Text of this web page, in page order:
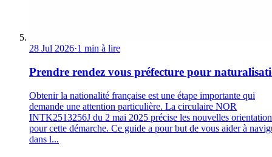
28 Jul 2026·1 min à lire
Prendre rendez vous préfecture pour
Obtenir la nationalité française est une étape importante qui
demande une attention particulière. La circulaire NOR
INTK2513256J du 2 mai 2025 précise les nouvelles
pour cette démarche. Ce guide a pour but de vous aider à
dans l...